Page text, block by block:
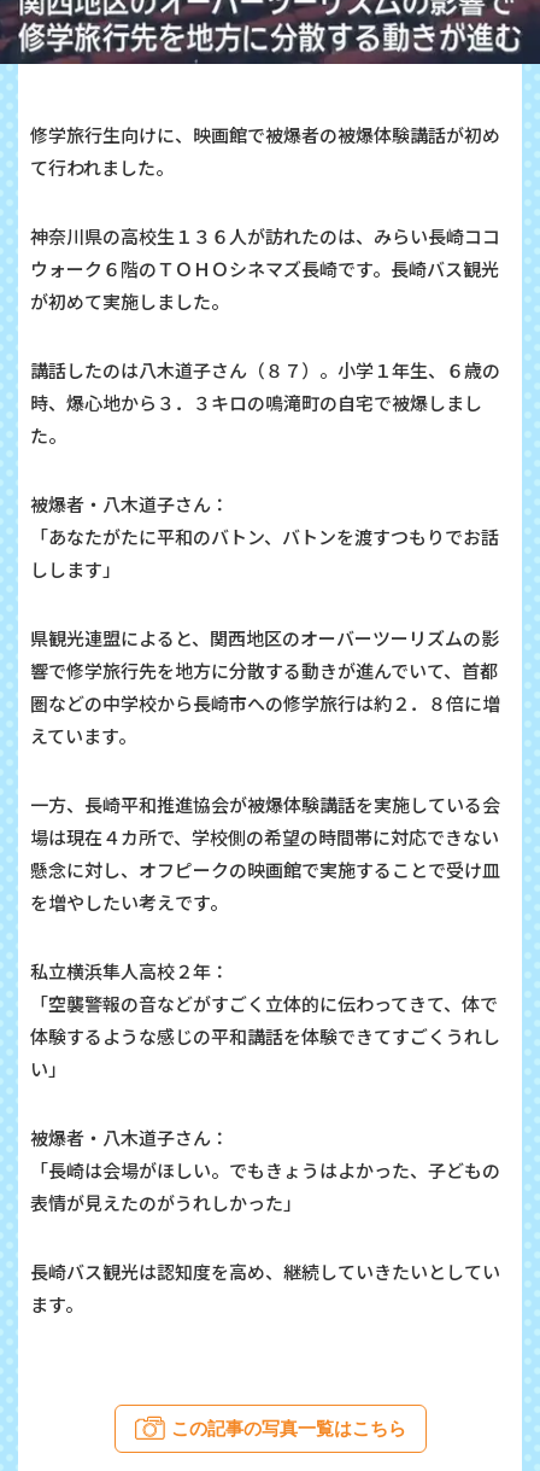
修学旅行生向けに、映画館で被爆者の被爆体験講話が初め
て行われました。
神奈川県の高校生１３６人が訪れたのは、みらい長崎ココ
ウォーク６階のＴＯＨＯシネマズ長崎です。長崎バス観光
が初めて実施しました。
講話したのは八木道子さん（８７）。小学１年生、６歳の
時、爆心地から３．３キロの鳴滝町の自宅で被爆しまし
た。
被爆者・八木道子さん：
「あなたがたに平和のバトン、バトンを渡すつもりでお話
しします」
県観光連盟によると、関西地区のオーバーツーリズムの影
響で修学旅行先を地方に分散する動きが進んでいて、首都
圏などの中学校から長崎市への修学旅行は約２．８倍に増
えています。
一方、長崎平和推進協会が被爆体験講話を実施している会
場は現在４カ所で、学校側の希望の時間帯に対応できない
懸念に対し、オフピークの映画館で実施することで受け皿
を増やしたい考えです。
私立横浜隼人高校２年：
「空襲警報の音などがすごく立体的に伝わってきて、体で
体験するような感じの平和講話を体験できてすごくうれし
い」
被爆者・八木道子さん：
「長崎は会場がほしい。でもきょうはよかった、子どもの
表情が見えたのがうれしかった」
長崎バス観光は認知度を高め、継続していきたいとしてい
ます。
この記事の写真一覧はこちら